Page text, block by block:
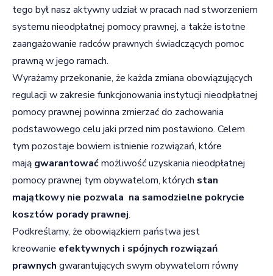
tego był nasz aktywny udział w pracach nad stworzeniem
systemu nieodpłatnej pomocy prawnej, a także istotne
zaangażowanie radców prawnych świadczących pomoc
prawną w jego ramach.
Wyrażamy przekonanie, że każda zmiana obowiązujących
regulacji w zakresie funkcjonowania instytucji nieodpłatnej
pomocy prawnej powinna zmierzać do zachowania
podstawowego celu jaki przed nim postawiono. Celem
tym pozostaje bowiem istnienie rozwiązań, które
mają gwarantowaćmożliwość uzyskania nieodpłatnej
pomocy prawnej tym obywatelom, których stan
majątkowy nie pozwala na samodzielne pokrycie
kosztów porady prawnej.
Podkreślamy, że obowiązkiem państwa jest
kreowanie efektywnych i spójnych rozwiązań
prawnych gwarantujących swym obywatelom równy